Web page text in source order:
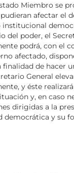
Miembro se
afectar el
institucional
del poder, el
podrá, con el
afectado,
de hacer
General
y éste
y, en caso
dirigidas a la
democrática y su